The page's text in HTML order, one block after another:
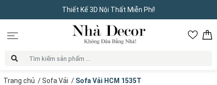
Thiết Kế 3D Nội Thất Miễn Phí!
Trang chủ /Sofa Vải / Sofa Vải HCM 1535T